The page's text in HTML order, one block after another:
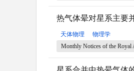
热气体晕对星系主要
天体物理
物理学
Monthly Notices of the Royal